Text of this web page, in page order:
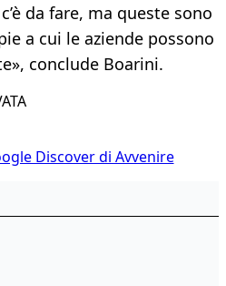
da fare, ma queste sono
a cui le aziende possono
conclude Boarini.
Discover di Avvenire